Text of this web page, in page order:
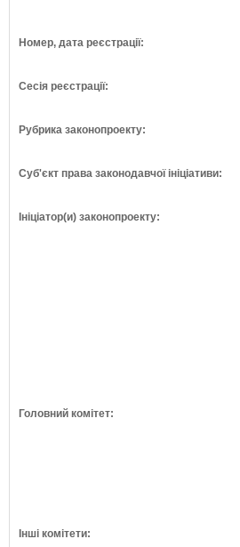
Номер, дата реєстрації:
Сесія реєстрації:
Рубрика законопроекту:
Суб'єкт права законодавчої ініціативи:
Ініціатор(и) законопроекту:
Головний комітет:
Інші комітети: